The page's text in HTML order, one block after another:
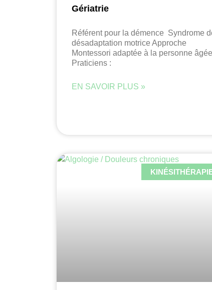
Gériatrie
Référent pour la démence Syndrome
désadaptation motrice Approche
Montessori adaptée à la personne âgée
Praticiens :
EN SAVOIR PLUS »